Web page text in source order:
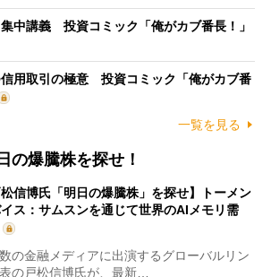
中講義 投資コミック「俺がカブ番長！」
用取引の極意 投資コミック「俺がカブ番
一覧を見る
の爆騰株を探せ！
松信博氏「明日の爆騰株」を探せ】トーメン
ス：サムスンを通じて世界のAIメモリ需
の金融メディアに出演するグローバルリン
の戸松信博氏が、最新…